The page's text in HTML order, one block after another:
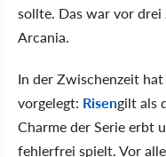
sollte. Das war vor
Arcania.
In der Zwischenzeit
vorgelegt: Risengilt als
Charme der Serie erbt
fehlerfrei spielt. Vor